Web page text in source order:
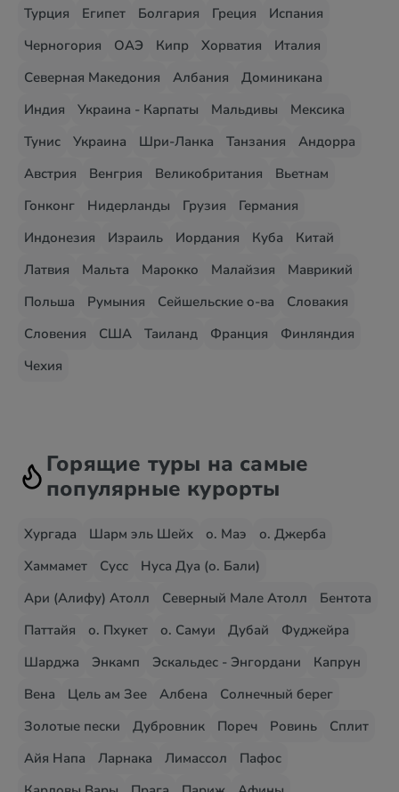
Турция Египет Болгария Греция
Испания
Черногория
ОАЭ Кипр Хорватия
Италия
Северная Македония
Албания
Доминикана
Индия
Украина - Карпаты Мальдивы
Мексика
Тунис
Украина Шри-Ланка Танзания
Андорра
Австрия
Венгрия Великобритания
Вьетнам
Гонконг
Нидерланды Грузия
Германия
Индонезия
Израиль Иордания Куба
Китай
Латвия
Мальта Марокко Малайзия
Маврикий
Польша
Румыния Сейшельские о-ва
Словакия
Словения
США Таиланд Франция
Финляндия
Чехия
Горящие туры на самые
популярные курорты
Хургада Шарм эль Шейх о. Маэ
о. Джерба
Хаммамет
Сусс
Нуса Дуа (о. Бали)
Ари (Алифу) Атолл
Северный Мале Атолл
Бентота
Паттайя
о. Пхукет о. Самуи Дубай
Фуджейра
Шарджа
Энкамп Эскальдес - Энгордани
Капрун
Вена
Цель ам Зее Албена
Солнечный берег
Золотые пески
Дубровник Пореч Ровинь
Сплит
Айя Напа
Ларнака Лимассол
Пафос